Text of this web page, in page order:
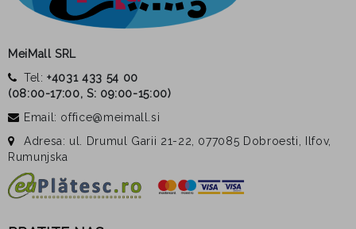
MeiMall SRL
Tel:+4031 433 54 00
(08:00-17:00, S: 09:00-15:00)
Email: office@meimall.si
Adresa: ul. Drumul Garii 21-22, 077085 Dobroesti, Ilfov,
Rumunjska